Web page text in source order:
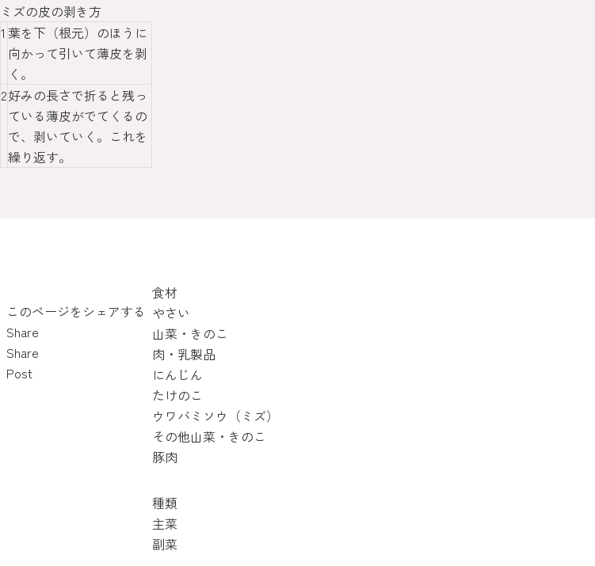
ミズの皮の剥き方
1 葉を下（根元）のほうに
向かって引いて薄皮を剥
く。
2好みの長さで折ると残っ
ている薄皮がでてくるの
で、剥いていく。これを
繰り返す。
食材
やさい
山菜・きのこ
肉・乳製品
にんじん
たけのこ
ウワバミソウ（ミズ）
その他山菜・きのこ
豚肉
種類
主菜
副菜
このページをシェアする
Share
Share
Post